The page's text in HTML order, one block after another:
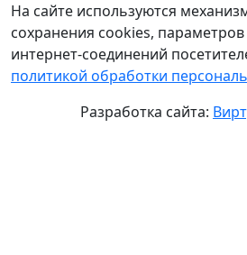
На сайте используются
сохранения cookies,
интернет-соединений
политикой обработки
Разработка сайта: